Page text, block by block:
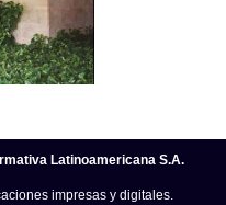
Latinoamericana S.A.
impresas y digitales.